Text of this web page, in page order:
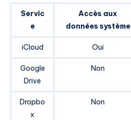
Servic
e
Accès aux
données système
iCloud Oui
Google
Drive
Non
Dropbo
x
Non